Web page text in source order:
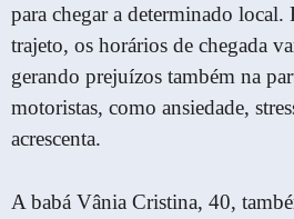
para chegar a determinado local.
trajeto, os horários de chegada
gerando prejuízos também na
motoristas, como ansiedade,
acrescenta.
A babá Vânia Cristina, 40,